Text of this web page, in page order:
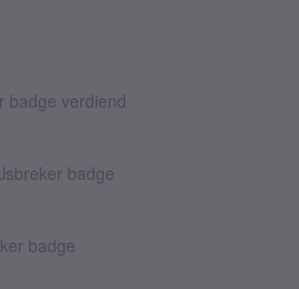
badge verdiend
badge
badge